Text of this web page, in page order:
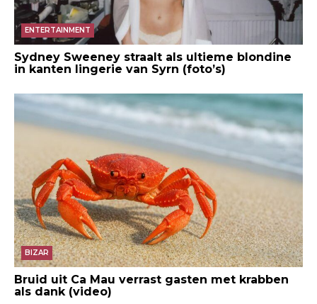
ENTERTAINMENT
Sydney Sweeney straalt als ultieme blondine
in kanten lingerie van Syrn (foto’s)
BIZAR
Bruid uit Ca Mau verrast gasten met krabben
als dank (video)